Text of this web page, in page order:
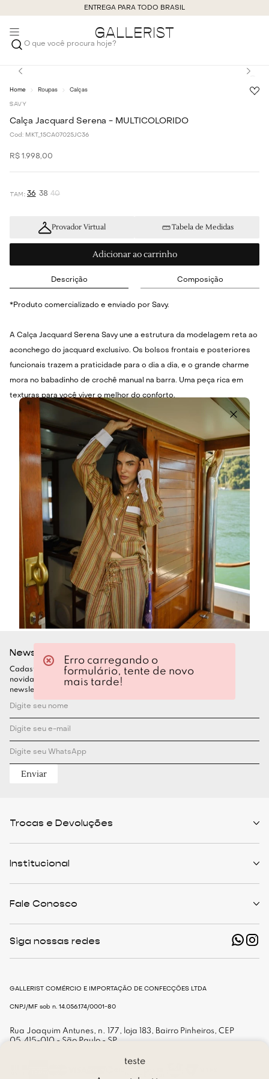
teste
ENTREGA PARA TODO BRASIL
O que você procura hoje?
Roupas Calças
SAVY
Calça Jacquard Serena - MULTICOLORIDO
Cod: MKT_15CA07025JC36
R$ 1 .998,00
36 38 40
Provador Virtual Tabela de Medidas
Adicionar ao carrinho
Descrição Composição
*Produto comercializado e enviado por Savy.
A Calça Jacquard Serena Savy une a estrutura da modelagem reta ao
aconchego do jacquard exclusivo. Os bolsos frontais e posteriores
funcionais trazem a praticidade para o dia a dia, e o grande charme
mora no babadinho de crochê manual na barra. Uma peça rica em
texturas para você viver o melhor do conforto.
Newsletter
Cadastre-se para ficar por dentro de todas as nossas
novidades. Garanta seu desconto assinando nossa
newsletter
Enviar
Trocas e Devoluções
Formas de Pagamento
Cashback
Institucional
The Outlist
Nossas Lojas
Trabalhe Conosco
Fale Conosco
shop@gallerist.com.br
Siga nossas redes
GALLERIST COMÉRCIO E IMPORTAÇÃO DE CONFECÇÕES LTDA
CNPJ/MF sob n. 14.056.174/0001-80
Rua Joaquim Antunes, n. 177, loja 183, Bairro Pinheiros, CEP
05.415-010 - São Paulo - SP
Erro carregando o
formulário, tente de novo
mais tarde!